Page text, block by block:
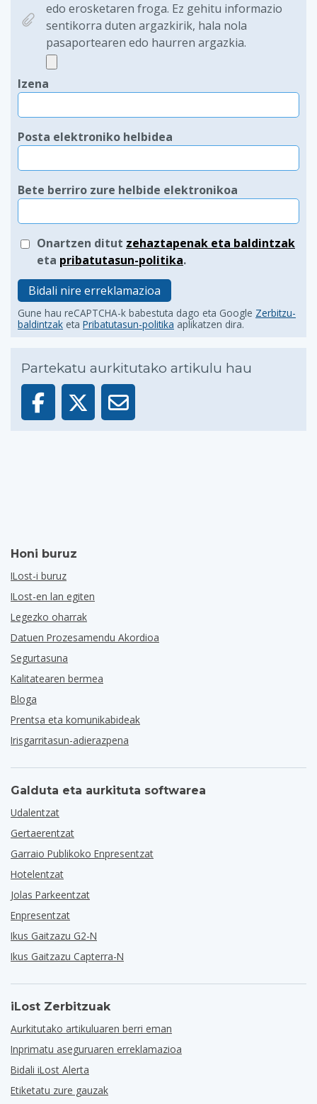
edo erosketaren froga. Ez gehitu informazio
sentikorra duten argazkirik, hala nola
pasaportearen edo haurren argazkia.
Izena
Posta elektroniko helbidea
Bete berriro zure helbide elektronikoa
Onartzen ditut zehaztapenak eta baldintzak
eta pribatutasun-politika.
Bidali nire erreklamazioa
Gune hau reCAPTCHA-k babestuta dago eta Google Zerbitzu-
baldintzak eta Pribatutasun-politika aplikatzen dira.
Partekatu aurkitutako artikulu hau
Honi buruz
ILost-i buruz
ILost-en lan egiten
Legezko oharrak
Datuen Prozesamendu Akordioa
Segurtasuna
Kalitatearen bermea
Bloga
Prentsa eta komunikabideak
Irisgarritasun-adierazpena
Galduta eta aurkituta softwarea
Udalentzat
Gertaerentzat
Garraio Publikoko Enpresentzat
Hotelentzat
Jolas Parkeentzat
Enpresentzat
Ikus Gaitzazu G2-N
Ikus Gaitzazu Capterra-N
iLost Zerbitzuak
Aurkitutako artikuluaren berri eman
Inprimatu aseguruaren erreklamazioa
Bidali iLost Alerta
Etiketatu zure gauzak